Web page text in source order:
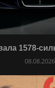
1578-
08.08.2026